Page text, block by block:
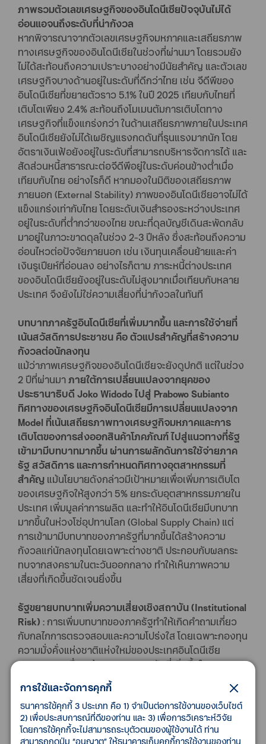
ภาพรวมตัวเลขเศรษฐกิจของอินโดนีเซียปัจจุบันไม่ได้
อ่อนแอจนถึงระดับที่น่ากังวล
หากพิจารณาจากตัวเลขเศรษฐกิจมหภาคและเสถียรภาพ
ทางเศรษฐกิจของอินโดนีเซียในช่วงที่ผ่านมา โดยรวมยัง
ไม่ได้สะท้อนถึงความเปราะบางอย่างมีนัยสำคัญ และตัวเลข
เศรษฐกิจบางด้านอยู่ในระดับที่ดีกว่าไทย เช่น จีดีพีของ
อินโดนีเซียที่ขยายตัวราว 5.1% ในปี 2025 เทียบกับไทยที่
เติบโตเพียง 2.4% สะท้อนถึงโมเมนตัมการเติบโตทาง
เศรษฐกิจที่แข็งแกร่งกว่า ในด้านเสถียรภาพภายในประเทศ
อินโดนีเซียยังไม่ได้เผชิญแรงกดดันที่รุนแรงมากนัก โดย
อัตราเงินเฟ้อยังอยู่ในระดับที่สามารถบริหารจัดการได้ และ
สัดส่วนหนี้สาธารณะต่อจีดีพีอยู่ในระดับค่อนข้างต่ำเมื่อ
เทียบกับไทย อย่างไรก็ดี หากมองในมิติของเสถียรภาพ
ภายนอก (External Stability) ภาพของอินโดนีเซียอาจไม่ได้
แข็งแกร่งเท่ากับไทย โดยระดับเงินสำรองระหว่างประเทศ
อยู่ในระดับที่ต่ำกว่าของไทย ขณะที่ดุลบัญชีเดินสะพัดกลับ
มาอยู่ในภาวะขาดดุลในช่วง 2-3 ปีหลัง ซึ่งสะท้อนถึงความ
อ่อนไหวต่อปัจจัยภายนอก เช่น เงินทุนเคลื่อนย้ายและค่า
เงินรูเปียห์ที่อ่อนลง อย่างไรก็ตาม ภาระหนี้ต่างประเทศ
ของอินโดนีเซียยังอยู่ในระดับไม่สูงมากเมื่อเทียบกับหลาย
ประเทศ จึงยังไม่ใช่ความเสี่ยงที่น่ากังวลในทันที
บทบาทภาครัฐอินโดนีเซียที่เพิ่มมากขึ้น และการใช้จ่ายที่
เน้นสวัสดิการประชาชน คือ ตัวแปรสำคัญที่สร้างความ
กังวลต่อนักลงทุน
แม้ว่าภาพเศรษฐกิจของอินโดนีเซียจะยังดูปกติ แต่ในช่วง
2 ปีที่ผ่านมาภายใต้การเปลี่ยนแปลงจากยุคของ
ประธานาธิบดี Joko Widodo ไปสู่ Prabowo Subianto
ทิศทางของเศรษฐกิจอินโดนีเซียมีการเปลี่ยนแปลงจาก
Model ที่เน้นเสถียรภาพทางเศรษฐกิจมหภาคและการ
เติบโตของการส่งออกสินค้าโภคภัณฑ์ ไปสู่แนวทางที่รัฐ
เข้ามามีบทบาทมากขึ้น ผ่านการผลักดันการใช้จ่ายภาค
รัฐ สวัสดิการ และการกำหนดทิศทางอุตสาหกรรมที่
สำคัญ แม้นโยบายดังกล่าวมีเป้าหมายเพื่อเพิ่มการเติบโต
ของเศรษฐกิจให้สูงกว่า 5% ยกระดับอุตสาหกรรมภายใน
ประเทศ เพิ่มมูลค่าการผลิต และทำให้อินโดนีเซียมีบทบาท
มากขึ้นในห่วงโซ่อุปทานโลก (Global Supply Chain) แต่
การเข้ามามีบทบาทของภาครัฐที่มากขึ้นได้สร้างความ
กังวลแก่นักลงทุนโดยเฉพาะต่างชาติ ประกอบกับผลกระ
ทบจากสงครามในตะวันออกกลาง ทำให้เห็นภาพความ
เสี่ยงที่เกิดขึ้นชัดเจนยิ่งขึ้น
รัฐขยายบทบาทเพิ่มความเสี่ยงเชิงสถาบัน (Institutional
Risk) : การเพิ่มบทบาทของภาครัฐทำให้เกิดคำถามเกี่ยว
กับกลไกการตรวจสอบและความโปร่งใส โดยเฉพาะกองทุน
ความมั่งคั่งแห่งชาติแห่งใหม่ของประเทศอินโดนีเซีย
(Danantara) ซึ่งสะท้อนบทบาทของรัฐที่เพิ่มขึ้นในการลงทุน
โดยตรงในอุตสาหกรรมยุทธศาสตร์ แม้เป้าหมายคือการ
สนับสนุนการเติบโตระยะยาว แต่แนวทางดังกล่าวทำให้นัก
ลงทุนกังวลว่าภาครัฐอาจอยู่ในสองบทบาทพร้อมกัน คือ
ผู้กำกับดูแลและผู้เล่นในตลาด รวมถึงความเสี่ยงที่การ
จัดสรรเงินทุนอาจให้น้ำหนักกับเป้าหมายเชิงยุทธศาสตร์
การใช้และจัดการคุกกี้
ธนาคารใช้คุกกี้ 3 ประเภท คือ 1) จำเป็นต่อการใช้งานของเว็บไซต์
2) เพื่อประสบการณ์ที่ดีของท่าน และ 3) เพื่อการวิเคราะห์วิจัย
โดยการใช้คุกกี้จะไม่สามารถระบุตัวตนของผู้ใช้งานได้ ท่าน
สามารถกดปุ่ม “อนุญาต” ให้ธนาคารเก็บคุกกี้การใช้งานของท่าน